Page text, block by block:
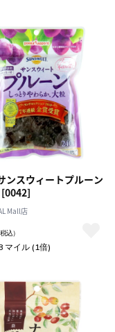
ンスウィートプルーン
Mall店
税込）
マイル (1倍)